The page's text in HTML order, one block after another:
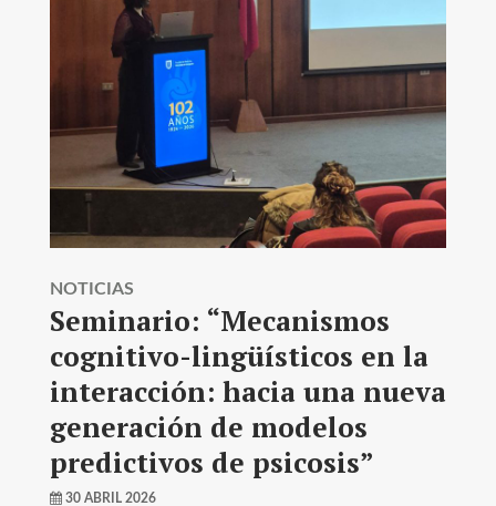
NOTICIAS
Seminario: “Mecanismos
cognitivo-lingüísticos en la
interacción: hacia una nueva
generación de modelos
predictivos de psicosis”
30 ABRIL 2026